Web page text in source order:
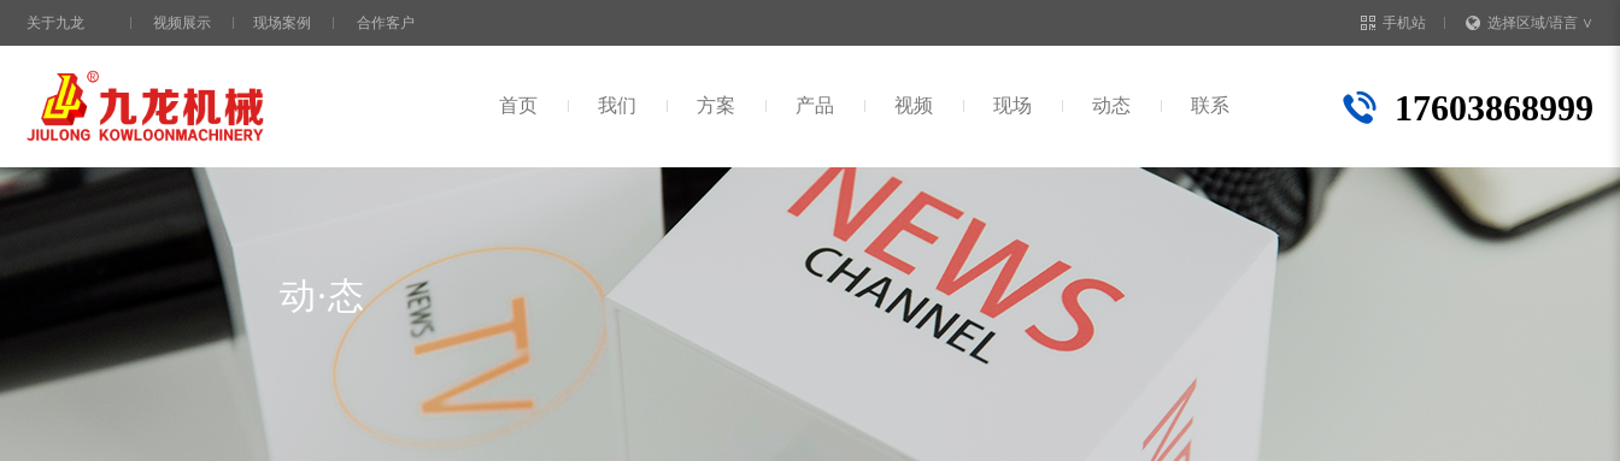
手机站 选择区域/语言 ∨
关于九龙 视频展示 现场案例 合作客户
首页 我们 方案 产品 视频 现场 动态 联系 17603868999
动·态